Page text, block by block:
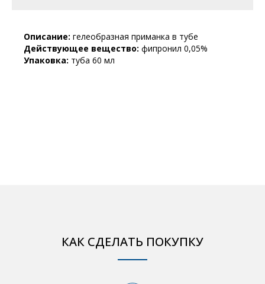
Описание: гелеобразная приманка в тубе
Действующее вещество: фипронил 0,05%
Упаковка: туба 60 мл
КАК СДЕЛАТЬ ПОКУПКУ